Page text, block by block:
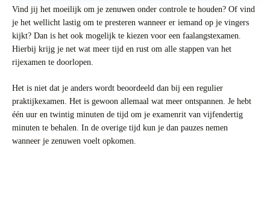
Vind jij het moeilijk om je zenuwen onder controle te houden? Of vind
je het wellicht lastig om te presteren wanneer er iemand op je vingers
kijkt? Dan is het ook mogelijk te kiezen voor een faalangstexamen.
Hierbij krijg je net wat meer tijd en rust om alle stappen van het
rijexamen te doorlopen.
Het is niet dat je anders wordt beoordeeld dan bij een regulier
praktijkexamen. Het is gewoon allemaal wat meer ontspannen. Je hebt
één uur en twintig minuten de tijd om je examenrit van vijfendertig
minuten te behalen. In de overige tijd kun je dan pauzes nemen
wanneer je zenuwen voelt opkomen.